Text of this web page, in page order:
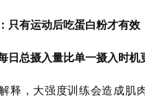
只有运动后吃蛋白粉才有效
日总摄入量比单一摄入时机
释，大强度训练会造成肌